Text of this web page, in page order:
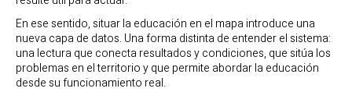
En ese sentido, situar la educación en el mapa introduce una
nueva capa de datos. Una forma distinta de entender el sistema:
una lectura que conecta resultados y condiciones, que sitúa los
problemas en el territorio y que permite abordar la educación
desde su funcionamiento real.